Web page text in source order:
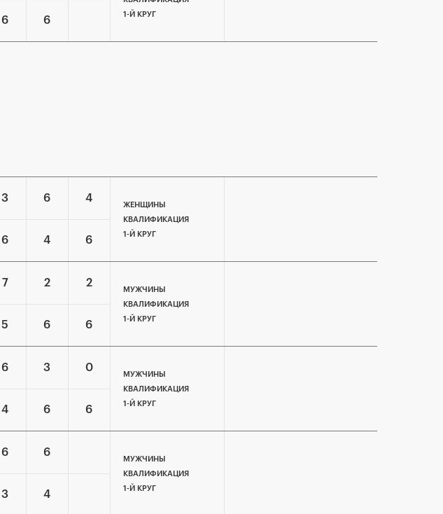
6 6
1-Й КРУГ
3 6 4
6 4 6
ЖЕНЩИНЫ
КВАЛИФИКАЦИЯ
1-Й КРУГ
7 2 2
5 6 6
МУЖЧИНЫ
КВАЛИФИКАЦИЯ
1-Й КРУГ
6 3 0
4 6 6
МУЖЧИНЫ
КВАЛИФИКАЦИЯ
1-Й КРУГ
6 6
3 4
МУЖЧИНЫ
КВАЛИФИКАЦИЯ
1-Й КРУГ